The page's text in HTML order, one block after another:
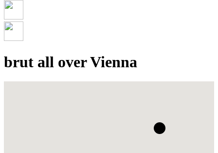
brut all over Vienna